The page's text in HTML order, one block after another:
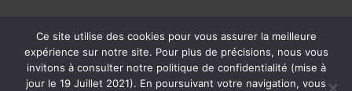
SUIVEZ NOUS
Ce site utilise des cookies pour vous assurer la meilleure
expérience sur notre site. Pour plus de précisions, nous vous
invitons à consulter notre politique de confidentialité (mise à
jour le 19 Juillet 2021). En poursuivant votre navigation, vous